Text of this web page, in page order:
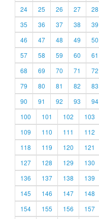
24
25 26 27 28
35
36 37 38 39
46
47 48 49 50
57
58 59 60 61
68
69 70 71 72
79
80 81 82 83
90
91 92 93 94
100
101 102 103
109
110 111 112
118
119 120 121
127
128 129 130
136
137 138 139
145
146 147 148
154
155 156 157